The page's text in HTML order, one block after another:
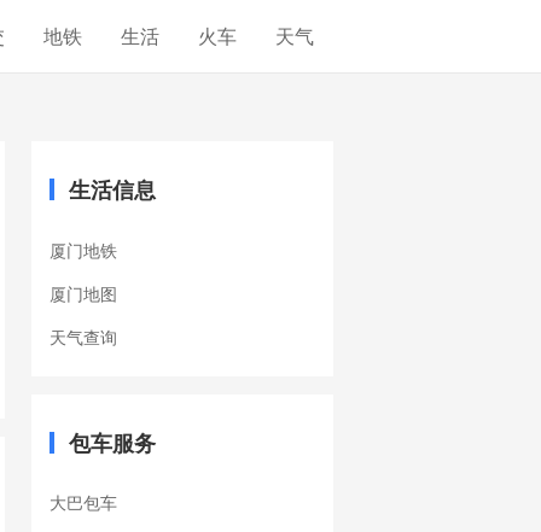
地铁 生活 火车 天气
生活信息
厦门地铁
厦门地图
天气查询
包车服务
大巴包车